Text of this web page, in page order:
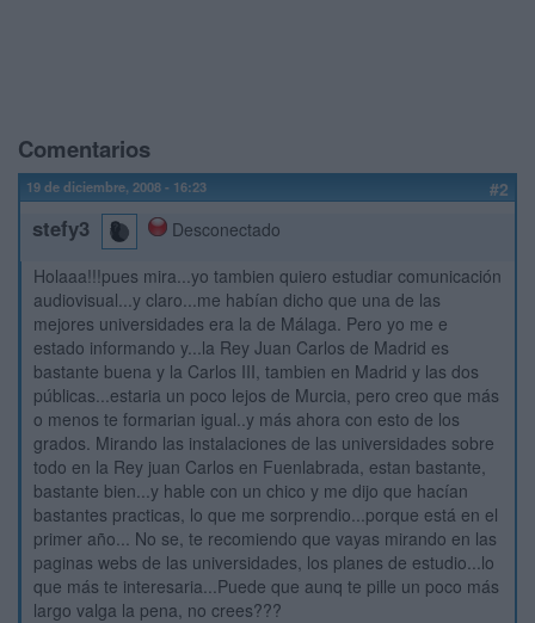
Comentarios
19 de diciembre, 2008 - 16:23 #2
stefy3
Desconectado
Holaaa!!!pues mira...yo tambien quiero estudiar comunicación
audiovisual...y claro...me habían dicho que una de las
mejores universidades era la de Málaga. Pero yo me e
estado informando y...la Rey Juan Carlos de Madrid es
bastante buena y la Carlos III, tambien en Madrid y las dos
públicas...estaria un poco lejos de Murcia, pero creo que más
o menos te formarian igual..y más ahora con esto de los
grados. Mirando las instalaciones de las universidades sobre
todo en la Rey juan Carlos en Fuenlabrada, estan bastante,
bastante bien...y hable con un chico y me dijo que hacían
bastantes practicas, lo que me sorprendio...porque está en el
primer año... No se, te recomiendo que vayas mirando en las
paginas webs de las universidades, los planes de estudio...lo
que más te interesaria...Puede que aunq te pille un poco más
largo valga la pena, no crees???